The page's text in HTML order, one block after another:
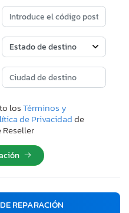
losTérminos y
de Privacidadde
Reseller
REPARACIÓN